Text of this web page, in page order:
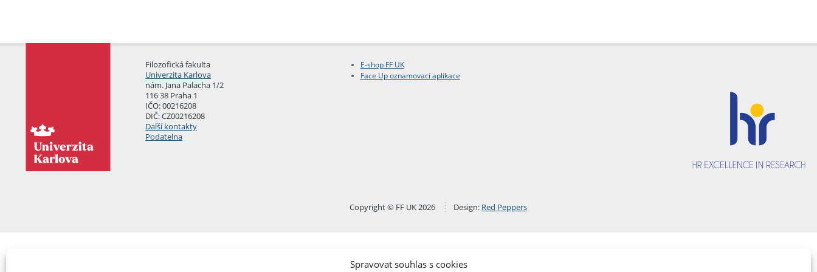
Spravovat souhlas s cookies
Filozofická fakulta
Univerzita Karlova
nám. Jana Palacha 1/2
116 38 Praha 1
IČO: 00216208
DIČ: CZ00216208
Další kontakty
Podatelna
E-shop FF UK
Face Up oznamovací aplikace
Copyright © FF UK 2026 Design: Red Peppers